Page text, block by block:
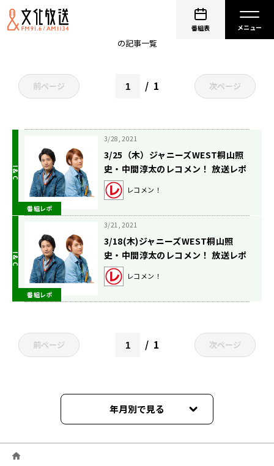
番組表
非公開: 中間淳太（WEST.）
の記事一覧
前ページ 1 次ページ
番組レポ
3/28, 2021
3/25（木）ジャニーズWEST桐山照
史・中間淳太のレコメン！ 放送レポ
ート
レコメン！
番組レポ
3/21, 2021
3/18(木)ジャニーズWEST桐山照
史・中間淳太のレコメン！ 放送レポ
ート
レコメン！
前ページ 1 次ページ
年月別で見る
2024年03月